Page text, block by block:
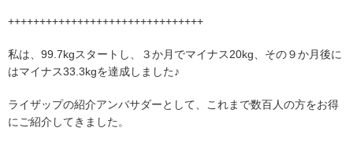
+++++++++++++++++++++++++++++++
私は、99.7kgスタートし、３か月でマイナス20kg、その９か月後に
はマイナス33.3kgを達成しました♪
ライザップの紹介アンバサダーとして、これまで数百人の方をお得
にご紹介してきました。